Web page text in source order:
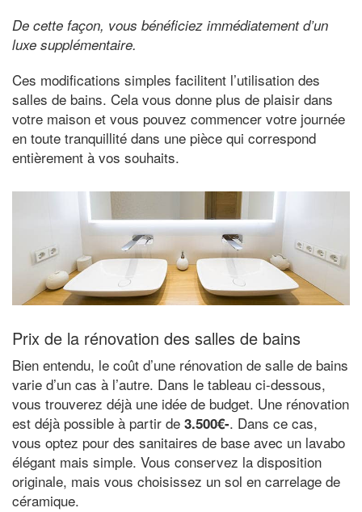
De cette façon, vous bénéficiez immédiatement d’un
luxe supplémentaire.
Ces modifications simples facilitent l’utilisation des
salles de bains. Cela vous donne plus de plaisir dans
votre maison et vous pouvez commencer votre journée
en toute tranquillité dans une pièce qui correspond
entièrement à vos souhaits.
Prix de la rénovation des salles de bains
Bien entendu, le coût d’une rénovation de salle de bains
varie d’un cas à l’autre. Dans le tableau ci-dessous,
vous trouverez déjà une idée de budget. Une rénovation
est déjà possible à partir de 3.500€-. Dans ce cas,
vous optez pour des sanitaires de base avec un lavabo
élégant mais simple. Vous conservez la disposition
originale, mais vous choisissez un sol en carrelage de
céramique.